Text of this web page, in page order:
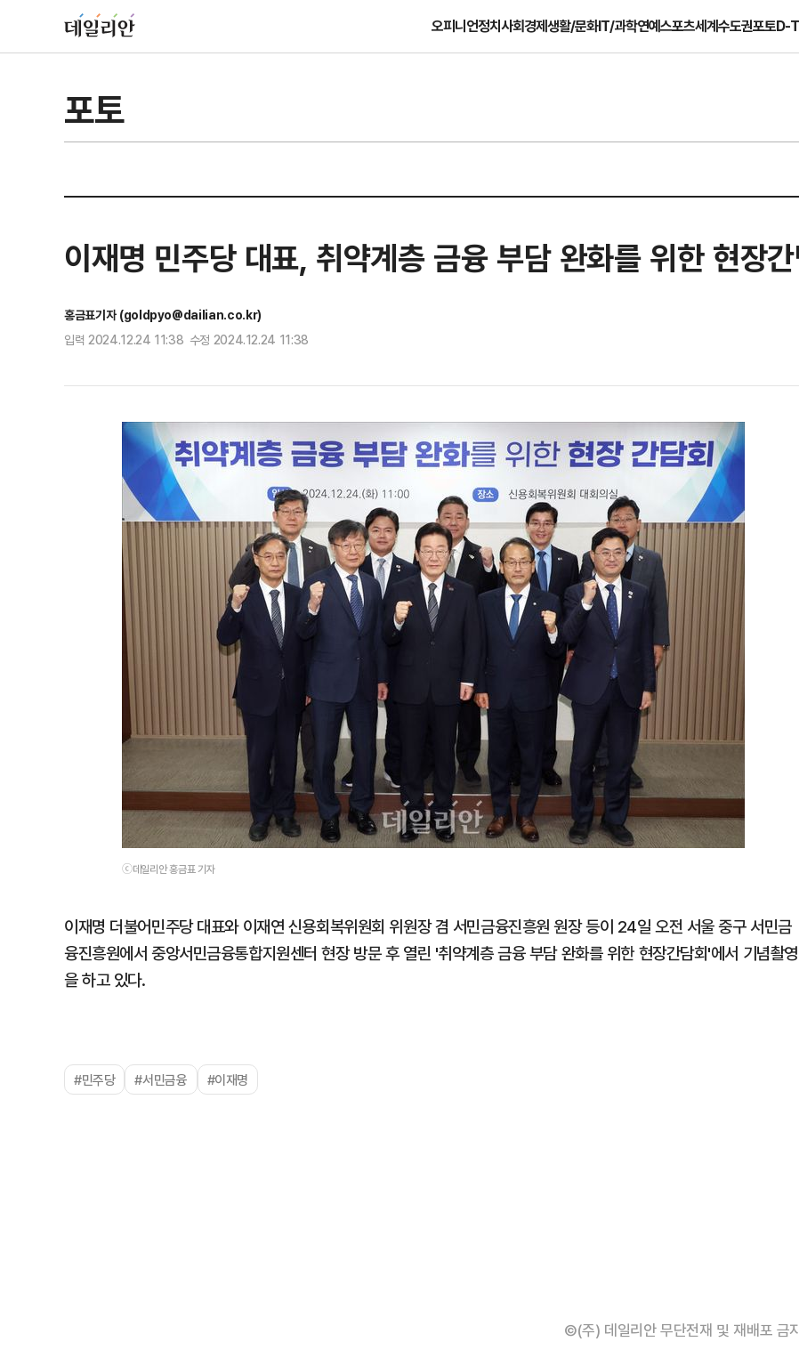
오피니언정치사회경제생활/문화IT/과학연예스포츠세계수도권포토D-
포토
이재명 민주당 대표, 취약계층 금융 부담 완화를 위한 현장
홍금표기자 (goldpyo@dailian.co.kr)
입력 2024.12.24 11:38 수정 2024.12.24 11:38
ⓒ데일리안 홍금표 기자
이재명 더불어민주당 대표와 이재연 신용회복위원회 위원장 겸 서민금융진흥원 원장 등이 24일 오전 서울 중구 서민금
융진흥원에서 중앙서민금융통합지원센터 현장 방문 후 열린 '취약계층 금융 부담 완화를 위한 현장간담회'에서 기념촬영
을 하고 있다.
#민주당 #서민금융 #이재명
©(주) 데일리안 무단전재 및 재배포 금
1
[속보] '길이 1.5m' 안동 물놀이
이 출몰…한때 시민 대피 소동
2
"편해서 매일 신었는데"...전문
'크록스'의 숨은 위험
3
송영길·김민석, '조희대 탄핵'
법사위원들 "즉시 대법관 제청
4
박지원이 본 호남 당심…"李대
함께한 김민석에 갈 것"
5
SK하이닉스, 주당 375원 분
가 주주환원책 3분기 발표